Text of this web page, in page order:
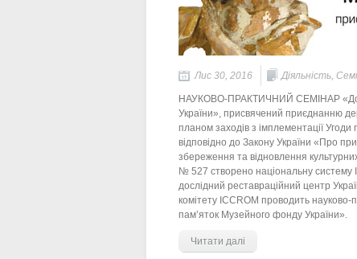
Лис 30, 2016 Діяльність,
НАУКОВО-ПРАКТИЧНИЙ СЕМІНАР
України», присвячений приєднанню
планом заходів з імплементації
відповідно до Закону України «Про
збереження та відновлення
№ 527 створено національну систему
дослідний реставраційний центр
комітету ICCROM проводить
пам’яток Музейного фонду України».
Читати далі